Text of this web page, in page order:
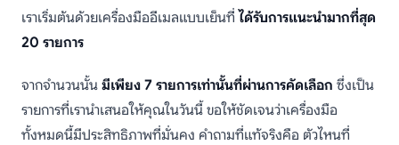
เราเริ่มต้นด้วยเครื่องมืออีเมลแบบเย็นที่ ได้รับการแนะนำมากที่สุด
20 รายการ
จากจำนวนนั้น มีเพียง 7 รายการเท่านั้นที่ผ่านการคัดเลือก ซึ่งเป็น
รายการที่เรานำเสนอให้คุณในวันนี้ ขอให้ชัดเจนว่าเครื่องมือ
ทั้งหมดนี้มีประสิทธิภาพที่มั่นคง คำถามที่แท้จริงคือ ตัวไหนที่